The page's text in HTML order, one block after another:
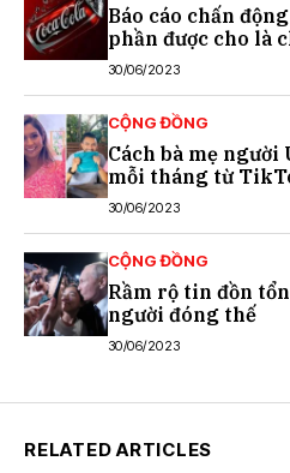
Báo cáo chấn
phần được cho là
30/06/2023
CỘNG ĐỒNG
Cách bà mẹ người
mỗi tháng từ
30/06/2023
CỘNG ĐỒNG
Rầm rộ tin đồn
người đóng thế
30/06/2023
RELATED ARTICLES